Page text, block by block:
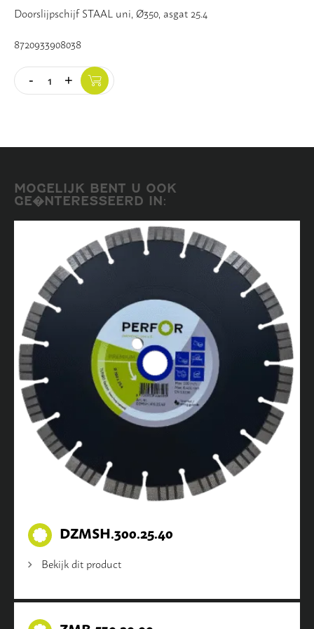
Doorslijpschijf STAAL uni, Ø350, asgat 25.4
8720933908038
Quantity
- +
MOGELIJK BENT U OOK
GE�NTERESSEERD IN:
DZMSH.300.25.40
Bekijk dit product